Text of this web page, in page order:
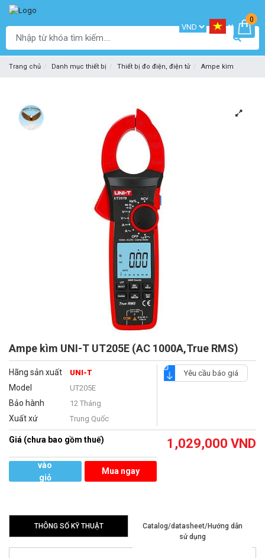
0
Trang chủ Danh mục thiết bị Thiết bị đo điện, điện tử Ampe kìm
Ampe kìm UNI-T UT205E (AC 1000A,True RMS)
Hãng sản xuất UNI-T
Model UT205E
Bảo hành 12 Tháng
Xuất xứ Trung Quốc
Yêu cầu báo giá
Giá (chưa bao gồm thuế) 1,029,000 VND
vào
giỏ
Mua ngay
THÔNG SỐ KỸ THUẬT
Catalog/datasheet/Hướng dẫn
sử dụng